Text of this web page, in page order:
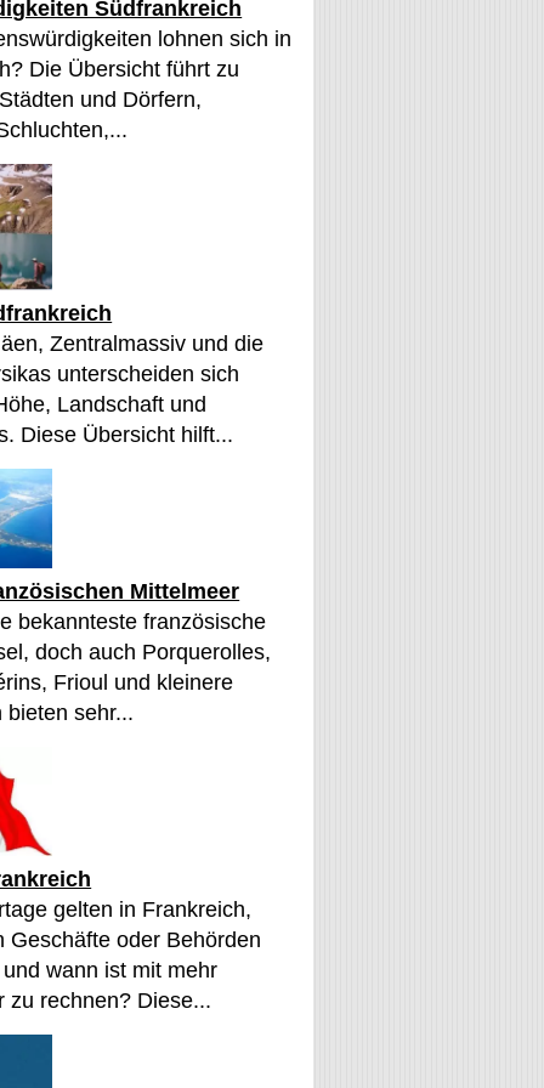
Südfrankreich
lohnen sich in
Die Übersicht führt zu
und Dörfern,
Zentralmassiv und die
unterscheiden sich
Landschaft und
Diese Übersicht hilft...
Mittelmeer
bekannteste französische
doch auch Porquerolles,
Frioul und kleinere
bieten sehr...
gelten in Frankreich,
Geschäfte oder Behörden
wann ist mit mehr
zu rechnen? Diese...